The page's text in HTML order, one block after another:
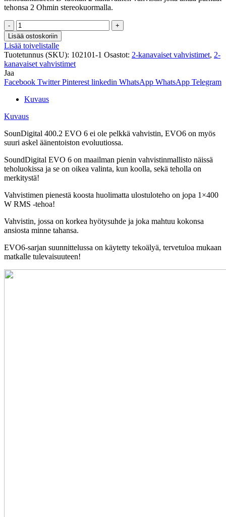
tehonsa 2 Ohmin stereokuormalla.
SounDigital
400.2
EVO
6
-
4
Ohm
määrä
Lisää ostoskoriin
Lisää toivelistalle
Tuotetunnus (SKU): 102101-1 Osastot: 2-kanavaiset vahvistimet, 2-
kanavaiset vahvistimet
Jaa
Facebook Twitter Pinterest linkedin WhatsApp WhatsApp Telegram
Kuvaus
Kuvaus
SounDigital 400.2 EVO 6 ei ole pelkkä vahvistin, EVO6 on myös
suuri askel äänentoiston evoluutiossa.
SoundDigital EVO 6 on maailman pienin vahvistinmallisto näissä
teholuokissa ja se on oikea valinta, kun koolla, sekä teholla on
merkitystä!
Vahvistimen pienestä koosta huolimatta ulostuloteho on jopa 1×400
W RMS -tehoa!
Vahvistin, jossa on korkea hyötysuhde ja joka mahtuu kokonsa
ansiosta minne tahansa.
EVO6-sarjan suunnittelussa on käytetty tekoälyä, tervetuloa mukaan
matkalle tulevaisuuteen!